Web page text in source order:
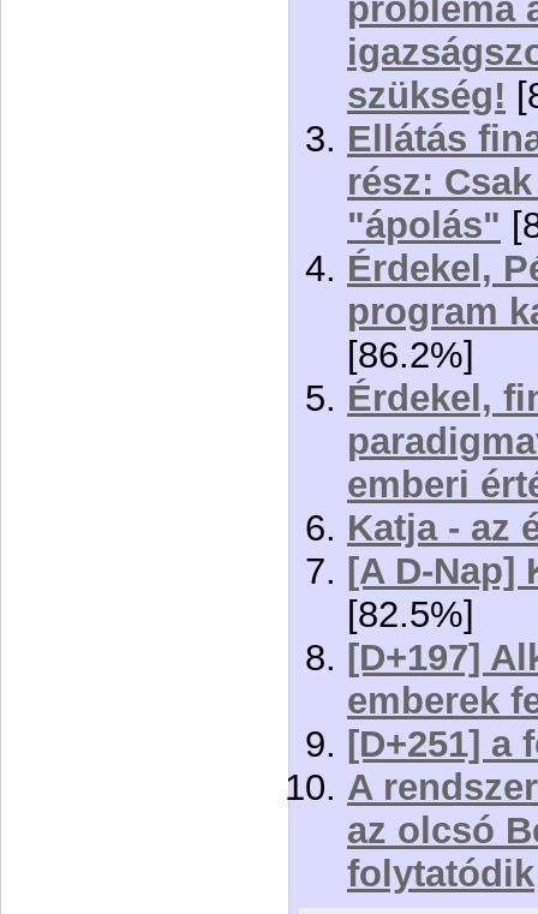
probléma
szükség!
Ellátás
rész:
"ápolás"
Érdekel,
program
[86.2%]
Érdekel,
emberi
Katja - az
[A D-Nap]
[82.5%]
[D+197]
emberek
[D+251] a
A
az olcsó
folytatódik